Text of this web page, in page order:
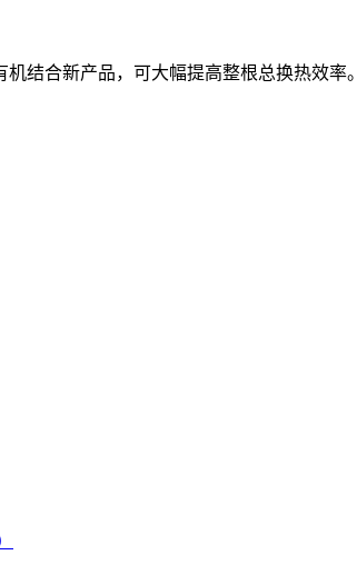
结合新产品，可大幅提高整根总换热效率。